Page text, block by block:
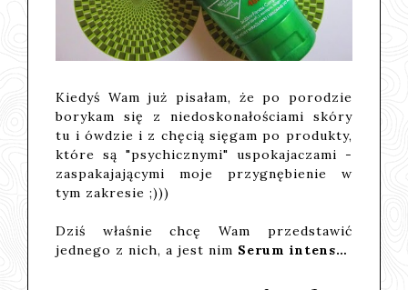
Kiedyś Wam już pisałam, że po porodzie
borykam się z niedoskonałościami skóry
tu i ówdzie i z chęcią sięgam po produkty,
które są "psychicznymi" uspokajaczami -
zaspakajającymi moje przygnębienie w
tym zakresie ;)))
Dziś właśnie chcę Wam przedstawić
jednego z nich, a jest nim Serum intens…